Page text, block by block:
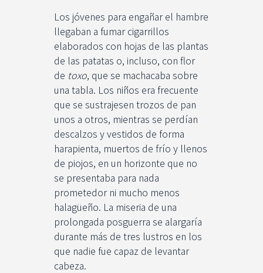
Los jóvenes para engañar el hambre
llegaban a fumar cigarrillos
elaborados con hojas de las plantas
de las patatas o, incluso, con flor
de toxo, que se machacaba sobre
una tabla. Los niños era frecuente
que se sustrajesen trozos de pan
unos a otros, mientras se perdían
descalzos y vestidos de forma
harapienta, muertos de frío y llenos
de piojos, en un horizonte que no
se presentaba para nada
prometedor ni mucho menos
halagüeño. La miseria de una
prolongada posguerra se alargaría
durante más de tres lustros en los
que nadie fue capaz de levantar
cabeza.